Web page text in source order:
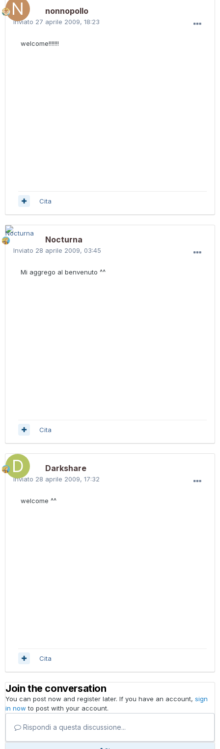
nonnopollo
Inviato 27 aprile 2009, 18:23
welcome!!!!!!!
Cita
Nocturna
Inviato 28 aprile 2009, 03:45
Mi aggrego al benvenuto ^^
Cita
Darkshare
Inviato 28 aprile 2009, 17:32
welcome ^^
Cita
Join the conversation
You can post now and register later. If you have an account, sign
in now to post with your account.
Rispondi a questa discussione...